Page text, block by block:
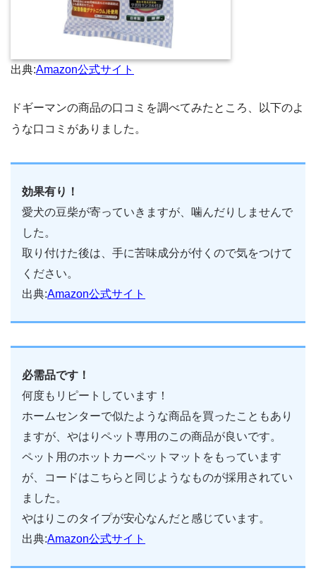
出典:Amazon公式サイト
ドギーマンの商品の口コミを調べてみたところ、以下のよ
うな口コミがありました。
効果有り！
愛犬の豆柴が寄っていきますが、噛んだりしませんで
した。
取り付けた後は、手に苦味成分が付くので気をつけて
ください。
出典:Amazon公式サイト
必需品です！
何度もリピートしています！
ホームセンターで似たような商品を買ったこともあり
ますが、やはりペット専用のこの商品が良いです。
ペット用のホットカーペットマットをもっています
が、コードはこちらと同じようなものが採用されてい
ました。
やはりこのタイプが安心なんだと感じています。
出典:Amazon公式サイト